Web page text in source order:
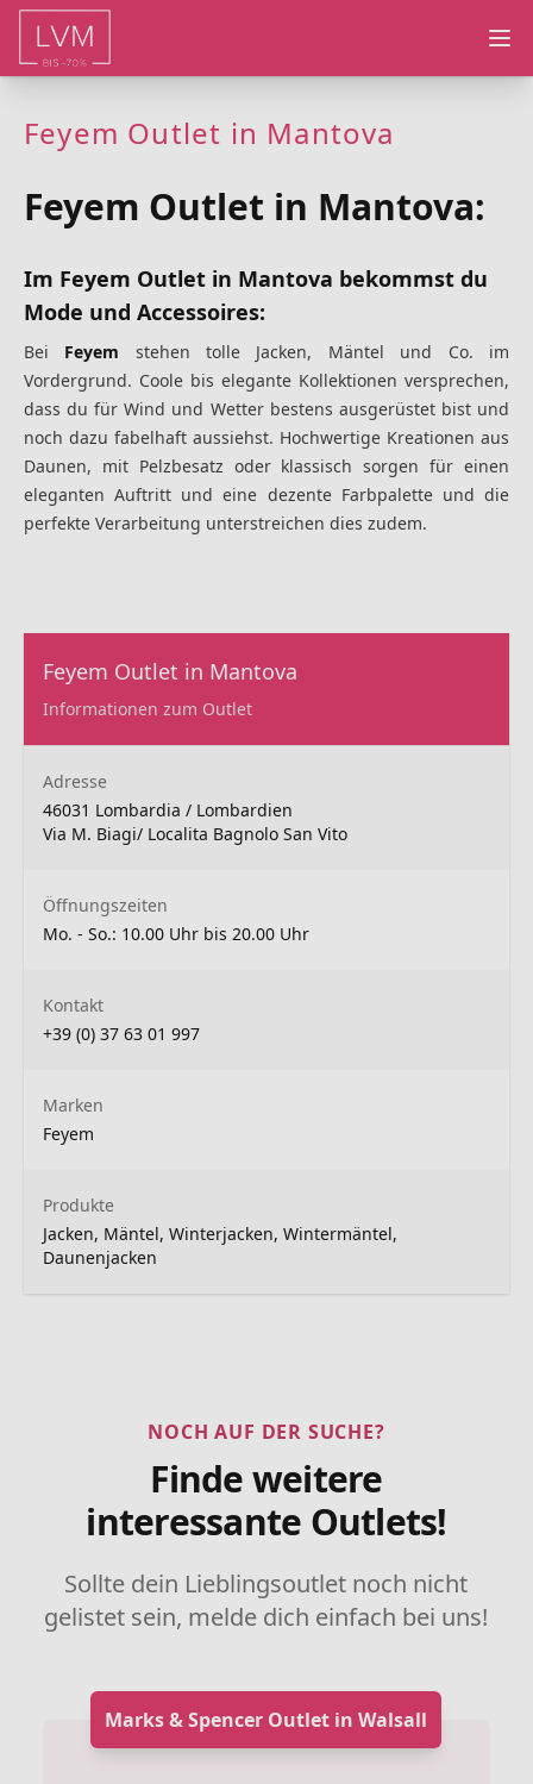
Feyem Outlet in Mantova
Feyem Outlet in Mantova:
Im Feyem Outlet in Mantova bekommst du
Mode und Accessoires:
Bei Feyem stehen tolle Jacken, Mäntel und Co. im
Vordergrund. Coole bis elegante Kollektionen versprechen,
dass du für Wind und Wetter bestens ausgerüstet bist und
noch dazu fabelhaft aussiehst. Hochwertige Kreationen aus
Daunen, mit Pelzbesatz oder klassisch sorgen für einen
eleganten Auftritt und eine dezente Farbpalette und die
perfekte Verarbeitung unterstreichen dies zudem.
Feyem Outlet in Mantova
Informationen zum Outlet
Adresse
46031 Lombardia / Lombardien
Via M. Biagi/ Localita Bagnolo San Vito
Öffnungszeiten
Mo. - So.: 10.00 Uhr bis 20.00 Uhr
Kontakt
+39 (0) 37 63 01 997
Marken
Feyem
Produkte
Jacken, Mäntel, Winterjacken, Wintermäntel,
Daunenjacken
NOCH AUF DER SUCHE?
Finde weitere
interessante Outlets!
Sollte dein Lieblingsoutlet noch nicht
gelistet sein, melde dich einfach bei uns!
Marks & Spencer Outlet in Walsall